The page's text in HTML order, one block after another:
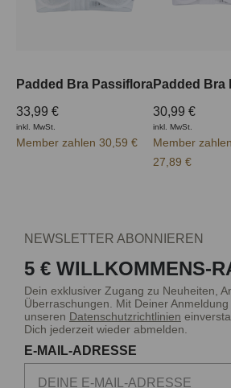
Padded Bra Passiflora
33,99 €
inkl. MwSt.
Member zahlen 30,59 €
Padded Bra
30,99 €
inkl. MwSt.
Member zahlen
27,89 €
NEWSLETTER ABONNIEREN
5 € WILLKOMMENS-
Dein exklusiver Zugang zu Neuheiten,
Überraschungen. Mit Deiner
unseren Datenschutzrichtlinien
Dich jederzeit wieder abmelden.
E-MAIL-ADRESSE